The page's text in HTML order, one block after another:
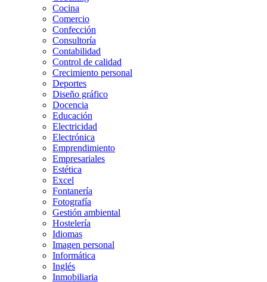
Cocina
Comercio
Confección
Consultoría
Contabilidad
Control de calidad
Crecimiento personal
Deportes
Diseño gráfico
Docencia
Educación
Electricidad
Electrónica
Emprendimiento
Empresariales
Estética
Excel
Fontanería
Fotografía
Gestión ambiental
Hostelería
Idiomas
Imagen personal
Informática
Inglés
Inmobiliaria